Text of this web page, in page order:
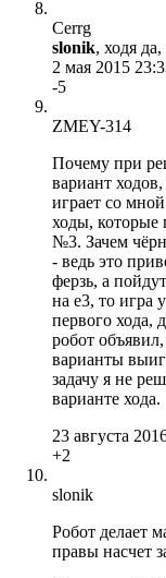
Cerrg
slonik, ходя
2 мая 2015
-5
ZMEY-314
Почему при
вариант
играет со
ходы, которые
№3. Зачем
- ведь это
ферзь, а
на е3, то игра
первого хода,
робот
варианты
задачу я не
варианте хода.
23 августа
+2
slonik
Робот делает
правы насчет